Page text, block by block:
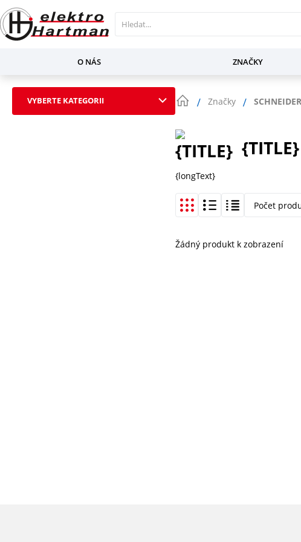
O NÁS ZNAČKY
VYBERTE KATEGORII Značky
{TITLE}
{longText}
Počet
Žádný produkt k zobrazení